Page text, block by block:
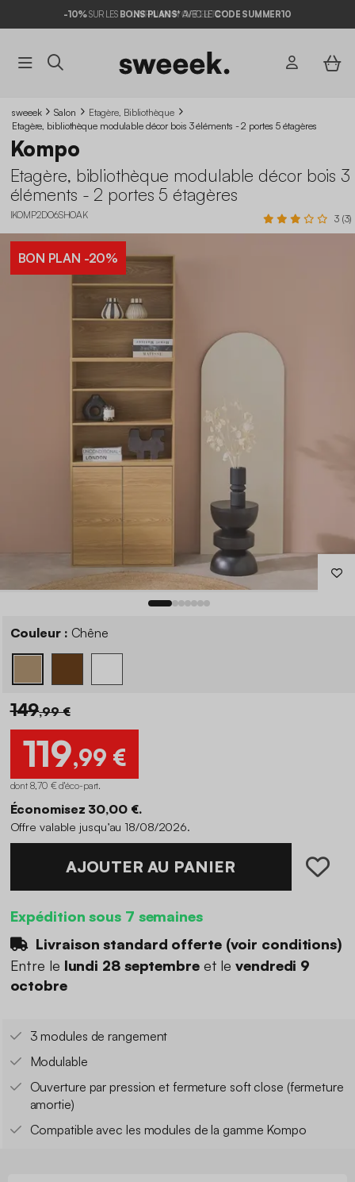
-10%SUR LES BONS PLANS*AVEC LECODE SUMMER10
sweeek Salon
Etagère, Bibliothèque
Etagère, bibliothèque modulable décor bois 3 éléments - 2 portes 5 étagères
Kompo
Etagère, bibliothèque modulable décor bois 3
éléments - 2 portes 5 étagères
IKOMP2DO6SHOAK 3 (3)
BON PLAN -20%
Couleur : Chêne
149,99 €
119,99 €
dont 8,70 € d'éco-part.
Économisez 30,00 €.
Offre valable jusqu’au 18/08/2026.
AJOUTER AU PANIER
Expédition sous 7 semaines
Livraison standard offerte (voir conditions)
Entre le lundi 28 septembreet levendredi 9
octobre
3 modules de rangement
Modulable
Ouverture par pression et fermeture soft close (fermeture
amortie)
Compatible avec les modules de la gamme Kompo